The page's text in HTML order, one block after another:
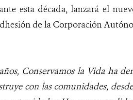
esta década, lanzará el
de la Corporación
Conservamos la Vida ha
con las comunidades,